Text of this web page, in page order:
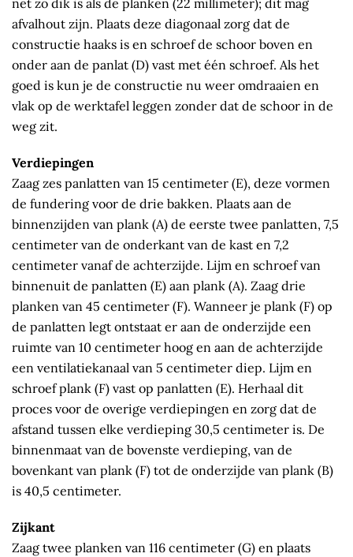
net zo dik is als de planken (22 millimeter); dit mag
afvalhout zijn. Plaats deze diagonaal zorg dat de
constructie haaks is en schroef de schoor boven en
onder aan de panlat (D) vast met één schroef. Als het
goed is kun je de constructie nu weer omdraaien en
vlak op de werktafel leggen zonder dat de schoor in de
weg zit.
Verdiepingen
Zaag zes panlatten van 15 centimeter (E), deze vormen
de fundering voor de drie bakken. Plaats aan de
binnenzijden van plank (A) de eerste twee panlatten, 7,5
centimeter van de onderkant van de kast en 7,2
centimeter vanaf de achterzijde. Lijm en schroef van
binnenuit de panlatten (E) aan plank (A). Zaag drie
planken van 45 centimeter (F). Wanneer je plank (F) op
de panlatten legt ontstaat er aan de onderzijde een
ruimte van 10 centimeter hoog en aan de achterzijde
een ventilatiekanaal van 5 centimeter diep. Lijm en
schroef plank (F) vast op panlatten (E). Herhaal dit
proces voor de overige verdiepingen en zorg dat de
afstand tussen elke verdieping 30,5 centimeter is. De
binnenmaat van de bovenste verdieping, van de
bovenkant van plank (F) tot de onderzijde van plank (B)
is 40,5 centimeter.
Zijkant
Zaag twee planken van 116 centimeter (G) en plaats